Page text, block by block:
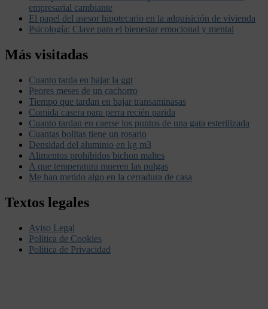
empresarial cambiante
El papel del asesor hipotecario en la adquisición de vivienda
Psicología: Clave para el bienestar emocional y mental
Más visitadas
Cuanto tarda en bajar la ggt
Peores meses de un cachorro
Tiempo que tardan en bajar transaminasas
Comida casera para perra recién parida
Cuanto tardan en caerse los puntos de una gata esterilizada
Cuantas bolitas tiene un rosario
Densidad del aluminio en kg m3
Alimentos prohibidos bichon maltes
A que temperatura mueren las pulgas
Me han metido algo en la cerradura de casa
Textos legales
Aviso Legal
Política de Cookies
Política de Privacidad